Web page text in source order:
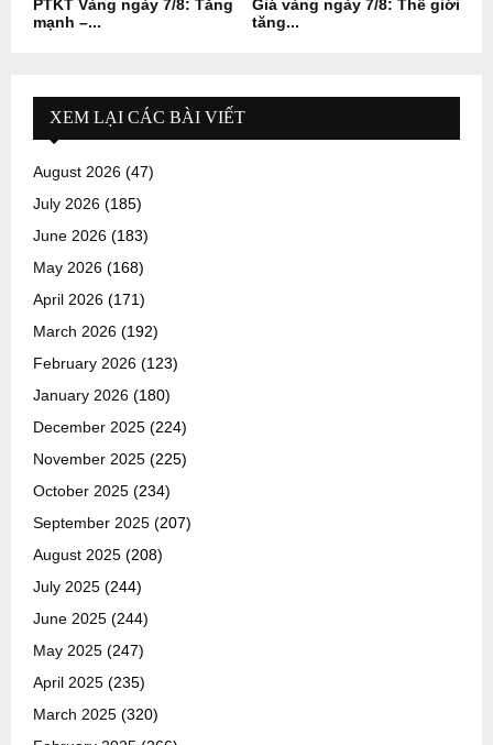
PTKT Vàng ngày 7/8: Tăng
mạnh –...
Giá vàng ngày 7/8: Thế giới
tăng...
XEM LẠI CÁC BÀI VIẾT
August 2026 (47)
July 2026 (185)
June 2026 (183)
May 2026 (168)
April 2026 (171)
March 2026 (192)
February 2026 (123)
January 2026 (180)
December 2025 (224)
November 2025 (225)
October 2025 (234)
September 2025 (207)
August 2025 (208)
July 2025 (244)
June 2025 (244)
May 2025 (247)
April 2025 (235)
March 2025 (320)